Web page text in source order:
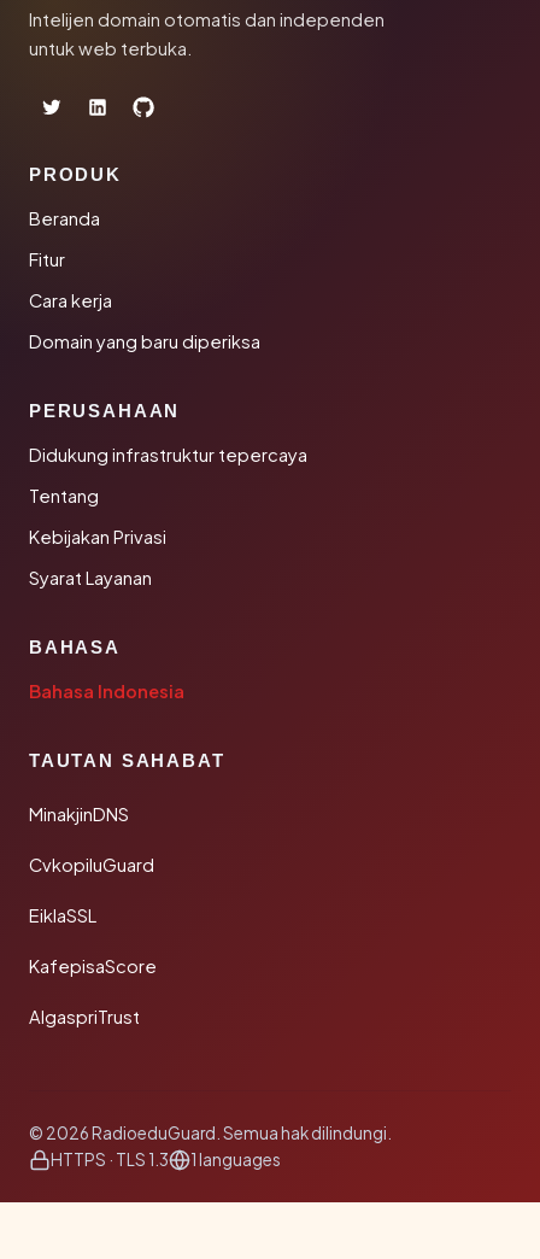
Intelijen domain otomatis dan independen
untuk web terbuka.
PRODUK
Beranda
Fitur
Cara kerja
Domain yang baru diperiksa
PERUSAHAAN
Didukung infrastruktur tepercaya
Tentang
Kebijakan Privasi
Syarat Layanan
BAHASA
Bahasa Indonesia
TAUTAN SAHABAT
MinakjinDNS
CvkopiluGuard
EiklaSSL
KafepisaScore
AlgaspriTrust
© 2026 RadioeduGuard. Semua hak dilindungi.
HTTPS · TLS 1.3
1 languages